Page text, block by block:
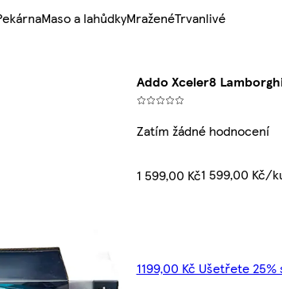
Maso a lahůdkyMraženéTrvanlivé
Addo Xceler8
Zatím žádné hodnocení
1 599,00 Kč1 599,00 Kč/
1199,00 Kč Ušetřete